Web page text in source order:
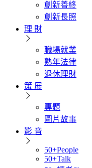
創新善終
創新長照
理 財
職場就業
熟年法律
退休理財
策 展
專題
圖片故事
影 音
50+People
50+Talk